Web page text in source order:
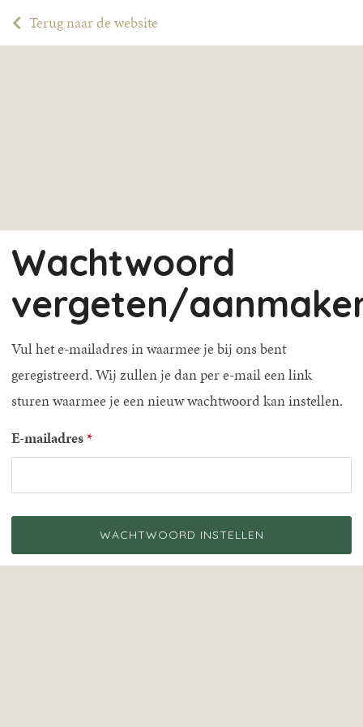
Terug naar de website
Wachtwoord
vergeten/
Vul het e-mailadres in waarmee je bij ons bent
geregistreerd. Wij zullen je dan per e-mail een link
sturen waarmee je een nieuw wachtwoord kan instellen.
E-mailadres
WACHTWOORD INSTELLEN